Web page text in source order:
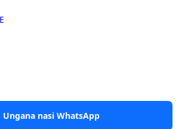
Ungana nasi WhatsApp